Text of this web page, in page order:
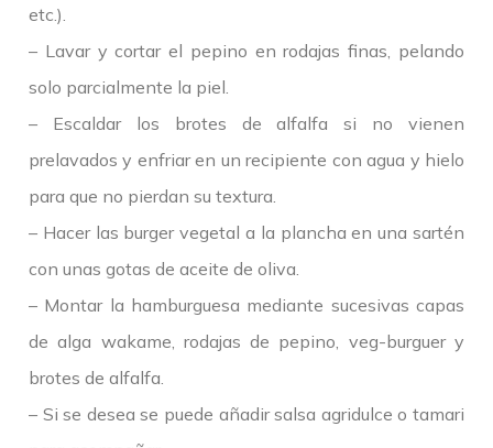
etc.).
– Lavar y cortar el pepino en rodajas finas, pelando
solo parcialmente la piel.
– Escaldar los brotes de alfalfa si no vienen
prelavados y enfriar en un recipiente con agua y hielo
para que no pierdan su textura.
– Hacer las burger vegetal a la plancha en una sartén
con unas gotas de aceite de oliva.
– Montar la hamburguesa mediante sucesivas capas
de alga wakame, rodajas de pepino, veg-burguer y
brotes de alfalfa.
– Si se desea se puede añadir salsa agridulce o tamari